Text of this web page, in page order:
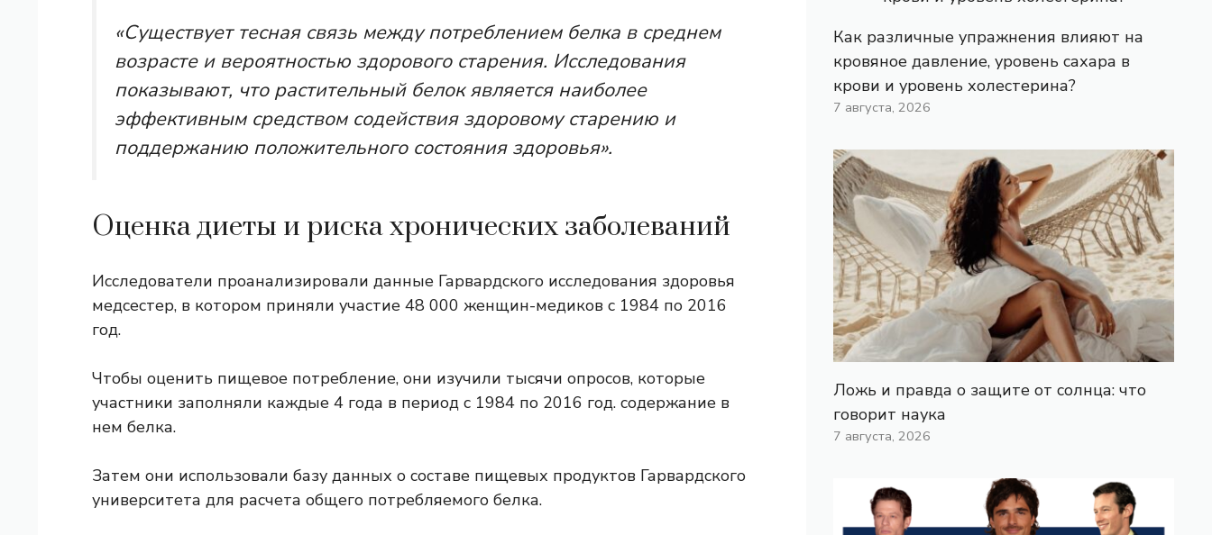
«Существует тесная связь между потреблением белка в среднем
возрасте и вероятностью здорового старения. Исследования
показывают, что растительный белок является наиболее
эффективным средством содействия здоровому старению и
поддержанию положительного состояния здоровья».
Оценка диеты и риска хронических заболеваний
Исследователи проанализировали данные Гарвардского исследования здоровья
медсестер, в котором приняли участие 48 000 женщин-медиков с 1984 по 2016
год.
Чтобы оценить пищевое потребление, они изучили тысячи опросов, которые
участники заполняли каждые 4 года в период с 1984 по 2016 год. содержание в
нем белка.
Затем они использовали базу данных о составе пищевых продуктов Гарвардского
университета для расчета общего потребляемого белка.
Как различные упражнения влияют на
кровяное давление, уровень сахара в
крови и уровень холестерина?
7 августа, 2026
Ложь и правда о защите от солнца: что
говорит наука
7 августа, 2026